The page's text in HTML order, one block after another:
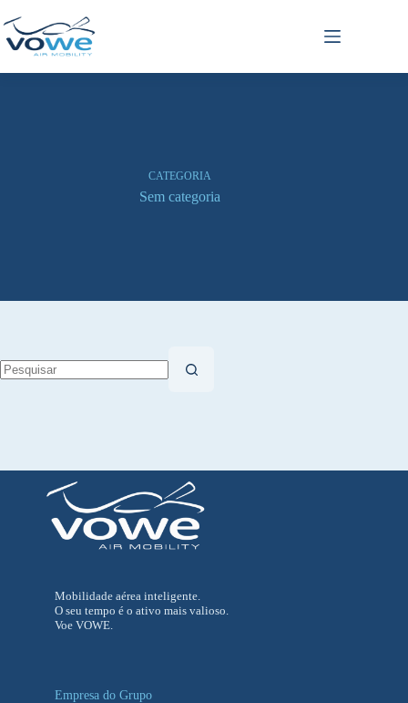
CATEGORIA
Sem categoria
Mobilidade aérea inteligente.
O seu tempo é o ativo mais valioso.
Voe VOWE.
Empresa do Grupo